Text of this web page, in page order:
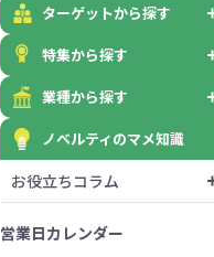
ターゲットから探す
特集から探す
業種から探す
ノベルティのマメ知識
お役立ちコラム
営業日カレンダー